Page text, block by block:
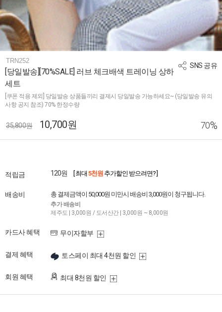
SNS 공유
TRN252
[당일발송][70%SALE] 러브 체크배색 트레이닝 상하
세트
[쿠폰 적용 제외] 당일발송 상품들끼리 결제시 당일발송 가능하세요~ (당일발송 유의
사항 공지 참조) 70% 한정수량
35,800원 10,700원 70%
적립금 120원 [ 최대 5천원 추가할인 받으려면? ]
배송비 총 결제금액이 50,000원 미만시 배송비 3,000원이 청구됩니다.
추가 배송비
제주도 | 3,000원 / 도서산간 | 3,000원 ~ 8,000원
카드사 혜택 무이자할부
결제 혜택 토스페이 최대 4천원 할인
회원 혜택 최대 8천원 할인